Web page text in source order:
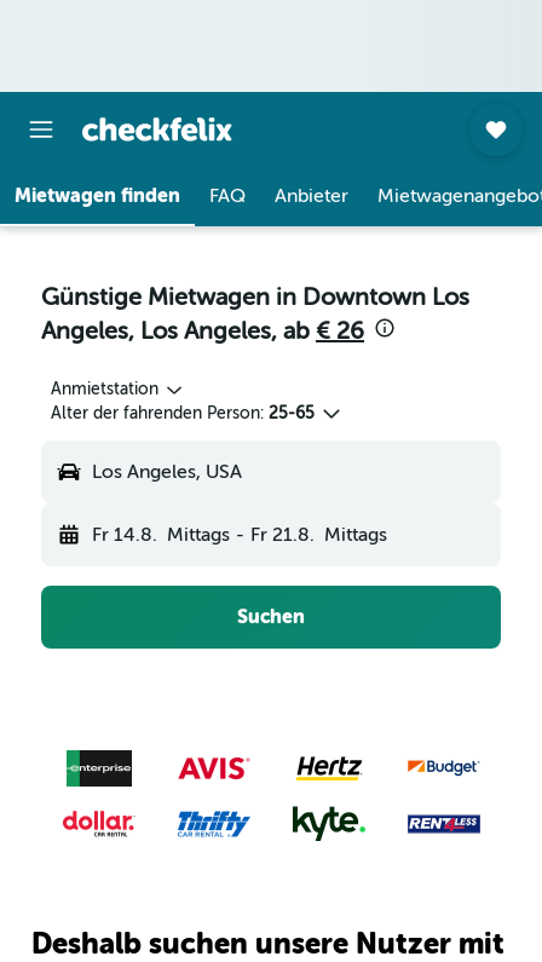
Mietwagen finden FAQ Anbieter
Günstige Mietwagen in Downtown Los
Angeles, Los Angeles, ab € 26
Anmietstation
Alter der fahrenden Person: 25-65
Los Angeles, USA
Fr 14.8. Mittags - Fr 21.8. Mittags
Suchen
Deshalb suchen unsere Nutzer mit